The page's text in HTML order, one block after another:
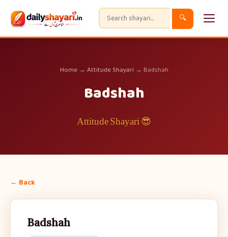
🔍
Home→ Attitude Shayari → Badshah
Badshah
😎 Attitude Shayari
← Back
Badshah